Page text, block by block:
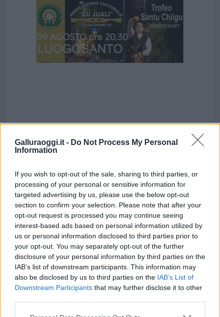
Galluraoggi.it - Do Not Process My Personal
Information
If you wish to opt-out of the sale, sharing to third parties, or
processing of your personal or sensitive information for
targeted advertising by us, please use the below opt-out
section to confirm your selection. Please note that after your
opt-out request is processed you may continue seeing
interest-based ads based on personal information utilized by
us or personal information disclosed to third parties prior to
your opt-out. You may separately opt-out of the further
disclosure of your personal information by third parties on the
IAB’s list of downstream participants. This information may
also be disclosed by us to third parties on the IAB’s List of
Downstream Participants that may further disclose it to other
Please note that this website/app uses one or more Google